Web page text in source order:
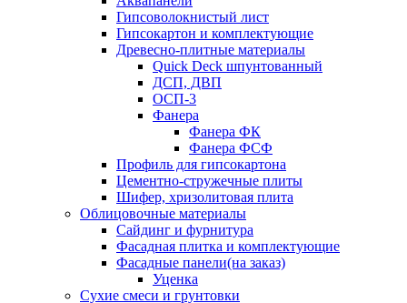
Гипсоволокнистый лист
Гипсокартон и комплектующие
Древесно-плитные материалы
Quick Deck шпунтованный
ДСП, ДВП
ОСП-3
Фанера
Фанера ФК
Фанера ФСФ
Профиль для гипсокартона
Цементно-стружечные плиты
Шифер, хризолитовая плита
Облицовочные материалы
Сайдинг и фурнитура
Фасадная плитка и комплектующие
Фасадные панели(на заказ)
Уценка
Сухие смеси и грунтовки